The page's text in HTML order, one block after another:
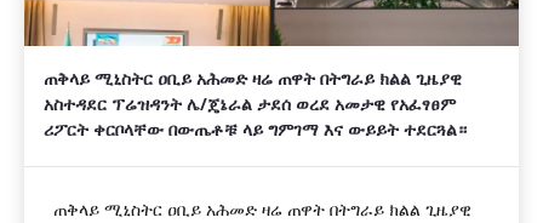
ጠቅላይ ሚኒስትር ዐቢይ አሕመድ ዛሬ ጠዋት በትግራይ ክልል ጊዜያዊ
አስተዳደር ፕሬዝዳንት ሌ/ጄኔራል ታደሰ ወረደ አመታዊ የአፈፃፀም
ሪፖርት ቀርቦላቸው በውጤቶቹ ላይ ግምገማ እና ውይይት ተደርጓል።
ጠቅላይ ሚኒስትር ዐቢይ አሕመድ ዛሬ ጠዋት በትግራይ ክልል ጊዜያዊ